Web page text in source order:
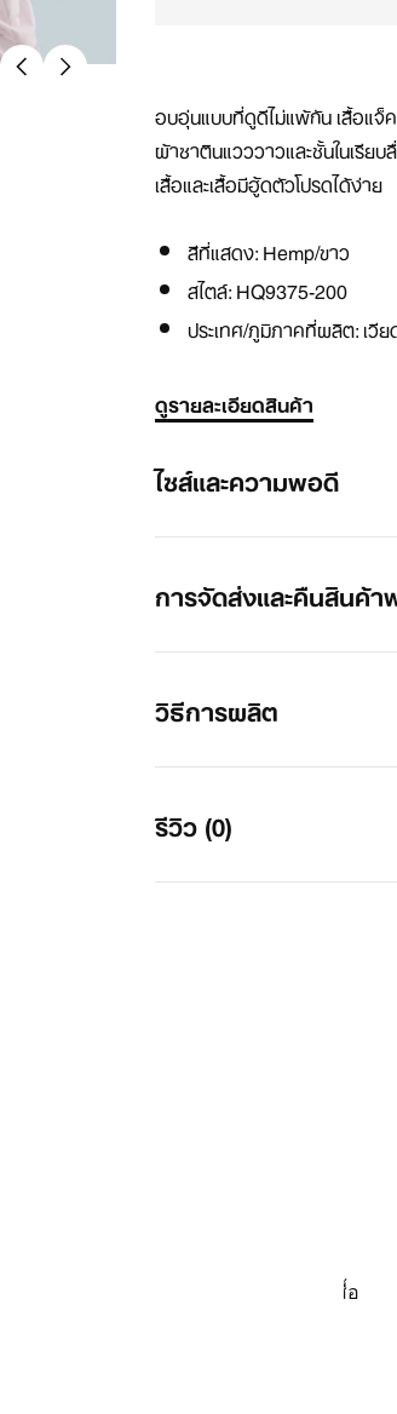
อบอุ่นแบบที่ดูดีไม่แพ้กัน เสื้อแจ็
ผ้าซาตินแวววาวและชั้นในเรีย
เสื้อและเสื้อมีฮู้ดตัวโปรดได้ง่าย
สีที่แสดง:Hemp/ขาว
สไตล์:HQ9375-200
ประเทศ/ภูมิภาคที่ผลิต: เวี
ดูรายละเอียดสินค้า
ไซส์และความพอดี
การจัดส่งและคืนสินค้า
วิธีการผลิต
รีวิว (0)